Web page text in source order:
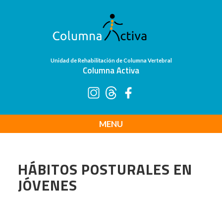
Unidad de Rehabilitación de Columna Vertebral
Columna Activa
MENU
HÁBITOS POSTURALES EN
JÓVENES